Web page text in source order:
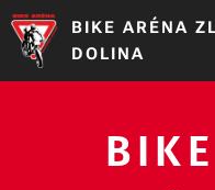
BIKE ARÉNA
DOLINA